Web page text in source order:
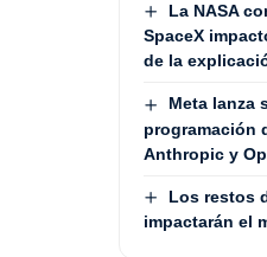
La NASA
SpaceX
de la
Meta lanza
programación
Anthropic y
Los restos
impactarán el